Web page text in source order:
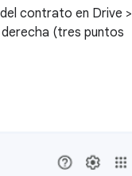
contrato en Drive >
derecha (tres puntos